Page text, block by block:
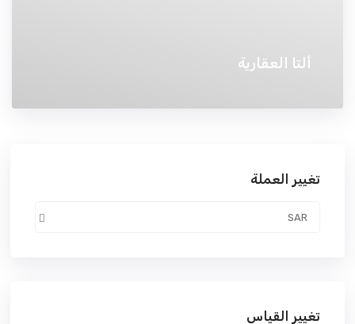
ألتا العقارية
تغيير العملة
SAR
تغيير القياس